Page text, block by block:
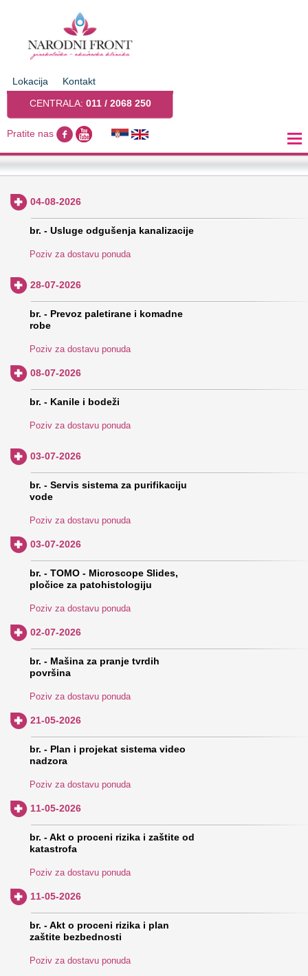
Lokacija
Kontakt
CENTRALA: 011 / 2068 250
Pratite nas
04-08-2026
br. - Usluge odgušenja kanalizacije
Poziv za dostavu ponuda
28-07-2026
br. - Prevoz paletirane i komadne
robe
Poziv za dostavu ponuda
08-07-2026
br. - Kanile i bodeži
Poziv za dostavu ponuda
03-07-2026
br. - Servis sistema za purifikaciju
vode
Poziv za dostavu ponuda
03-07-2026
br. - TOMO - Microscope Slides,
pločice za patohistologiju
Poziv za dostavu ponuda
02-07-2026
br. - Mašina za pranje tvrdih
površina
Poziv za dostavu ponuda
21-05-2026
br. - Plan i projekat sistema video
nadzora
Poziv za dostavu ponuda
11-05-2026
br. - Akt o proceni rizika i zaštite od
katastrofa
Poziv za dostavu ponuda
11-05-2026
br. - Akt o proceni rizika i plan
zaštite bezbednosti
Poziv za dostavu ponuda